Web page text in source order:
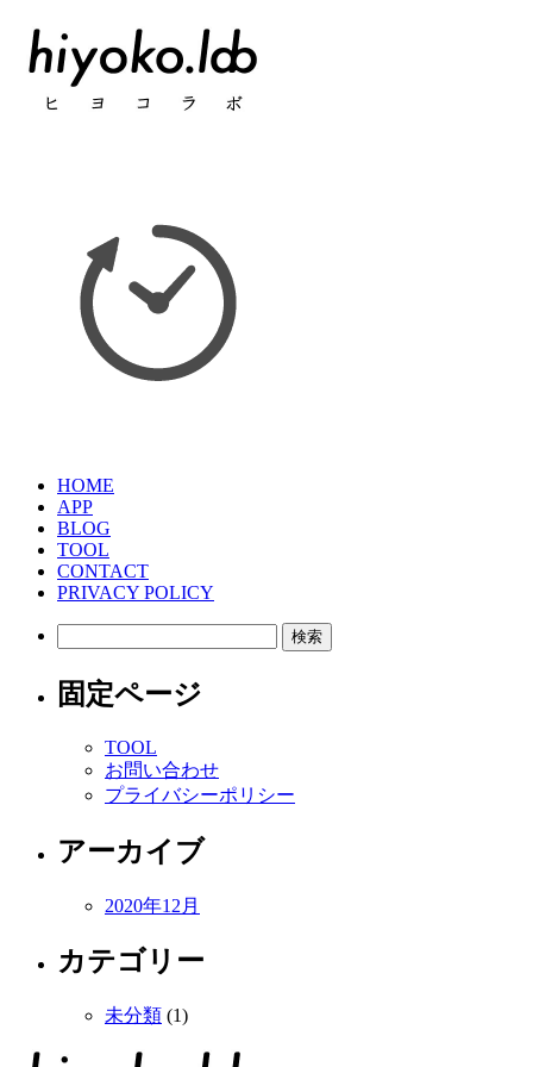
HOME
APP
BLOG
TOOL
CONTACT
PRIVACY POLICY
固定ページ
TOOL
お問い合わせ
プライバシーポリシー
アーカイブ
2020年12月
カテゴリー
未分類 (1)